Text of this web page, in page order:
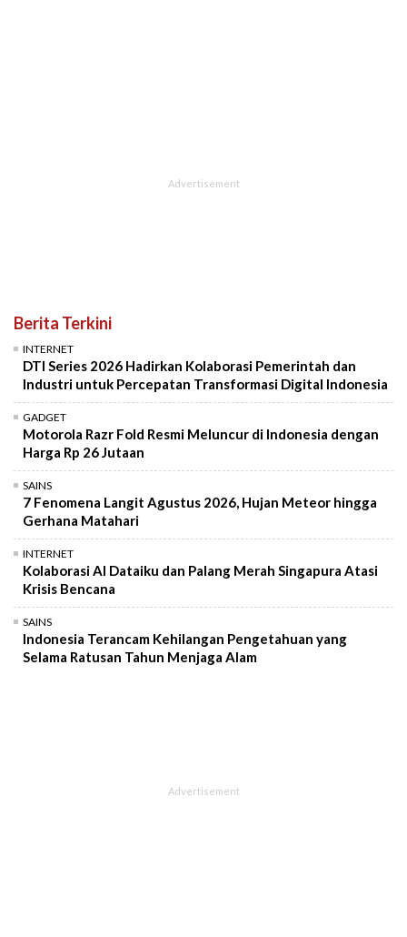
Berita Terkini
INTERNET
DTI Series 2026 Hadirkan Kolaborasi Pemerintah dan
Industri untuk Percepatan Transformasi Digital Indonesia
GADGET
Motorola Razr Fold Resmi Meluncur di Indonesia dengan
Harga Rp 26 Jutaan
SAINS
7 Fenomena Langit Agustus 2026, Hujan Meteor hingga
Gerhana Matahari
INTERNET
Kolaborasi AI Dataiku dan Palang Merah Singapura Atasi
Krisis Bencana
SAINS
Indonesia Terancam Kehilangan Pengetahuan yang
Selama Ratusan Tahun Menjaga Alam